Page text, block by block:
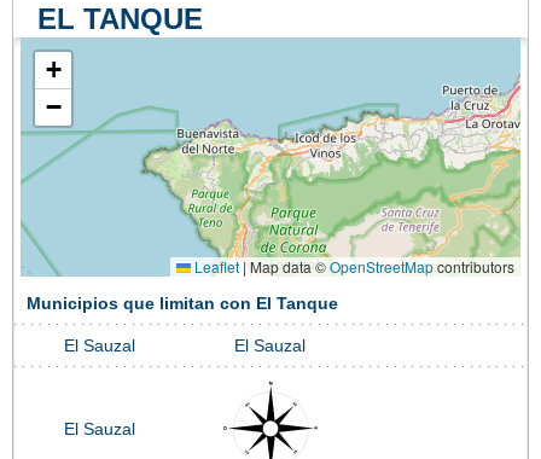
EL TANQUE
+
−
Leaflet|Map data ©OpenStreetMapcontributors
Municipios que limitan con El Tanque
El Sauzal El Sauzal
El Sauzal